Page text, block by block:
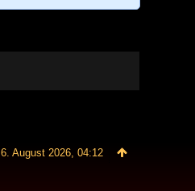
6. August 2026, 04:12